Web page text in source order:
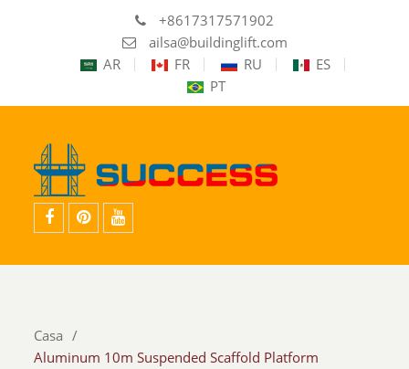
+8617317571902
ailsa@buildinglift.com
AR
FR RU
ES
PT
Casa
Aluminum 10m Suspended Scaffold Platform